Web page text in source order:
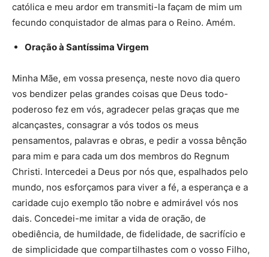
católica e meu ardor em transmiti-la façam de mim um
fecundo conquistador de almas para o Reino. Amém.
Oração à Santíssima Virgem
Minha Mãe, em vossa presença, neste novo dia quero
vos bendizer pelas grandes coisas que Deus todo-
poderoso fez em vós, agradecer pelas graças que me
alcançastes, consagrar a vós todos os meus
pensamentos, palavras e obras, e pedir a vossa bênção
para mim e para cada um dos membros do Regnum
Christi. Intercedei a Deus por nós que, espalhados pelo
mundo, nos esforçamos para viver a fé, a esperança e a
caridade cujo exemplo tão nobre e admirável vós nos
dais. Concedei-me imitar a vida de oração, de
obediência, de humildade, de fidelidade, de sacrifício e
de simplicidade que compartilhastes com o vosso Filho,